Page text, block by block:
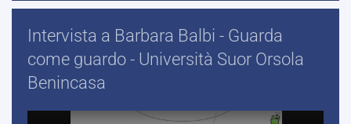
Intervista a Barbara Balbi - Guarda
come guardo - Università Suor Orsola
Benincasa